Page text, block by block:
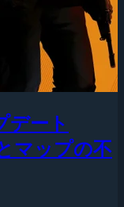
デート
マップの不